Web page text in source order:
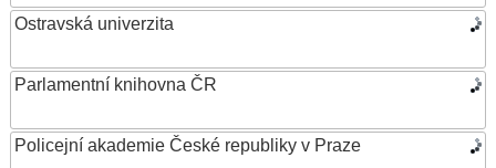
Ostravská univerzita
Parlamentní knihovna ČR
Policejní akademie České republiky v Praze